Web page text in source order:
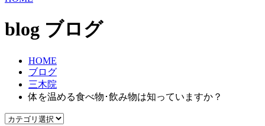
blog ブログ
HOME
ブログ
三木院
体を温める食べ物･飲み物は知っていますか？